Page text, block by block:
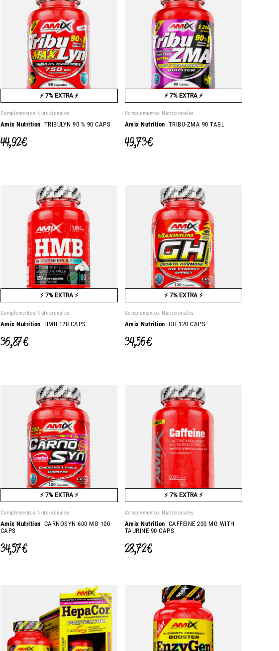
⚡ 7% EXTRA ⚡
Complementos Nutricionales
Amix Nutrition TRIBULYN 90 % 90 CAPS
44,92 €
⚡ 7% EXTRA ⚡
Complementos Nutricionales
Amix Nutrition TRIBU-ZMA 90 TABL
49,73 €
⚡ 7% EXTRA ⚡
Complementos Nutricionales
Amix Nutrition HMB 120 CAPS
36,87 €
⚡ 7% EXTRA ⚡
Complementos Nutricionales
Amix Nutrition GH 120 CAPS
34,56 €
⚡ 7% EXTRA ⚡
Complementos Nutricionales
Amix Nutrition CARNOSYN 600 MG 100
CAPS
34,57 €
⚡ 7% EXTRA ⚡
Complementos Nutricionales
Amix Nutrition CAFFEINE 200 MG WITH
TAURINE 90 CAPS
28,72 €